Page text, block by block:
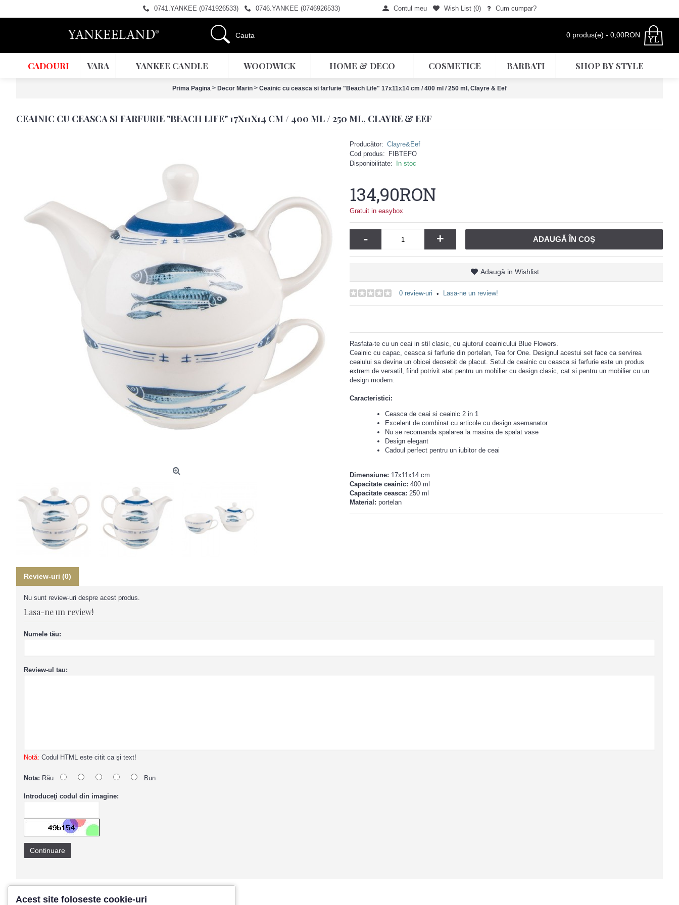
0741.YANKEE (0741926533) 0746.YANKEE (0746926533) Contul meu Wish List (0) Cum cumpar?
0 produs(e) - 0,00RON
CADOURI VARA YANKEE CANDLE WOODWICK HOME & DECO COSMETICE BARBATI SHOP BY STYLE
Prima Pagina > Decor Marin > Ceainic cu ceasca si farfurie "Beach Life" 17x11x14 cm / 400 ml / 250 ml, Clayre & Eef
CEAINIC CU CEASCA SI FARFURIE "BEACH LIFE" 17X11X14 CM / 400 ML / 250 ML, CLAYRE & EEF
Producător: Clayre&Eef
Cod produs:
FIBTEFO
Disponibilitate:
In stoc
134,90RON
Gratuit in easybox
- + ADAUGĂ ÎN COŞ
Adaugă in Wishlist
0 review-uri • Lasa-ne un review!
Rasfata-te cu un ceai in stil clasic, cu ajutorul ceainicului Blue Flowers.
Ceainic cu capac, ceasca si farfurie din portelan, Tea for One. Designul acestui set face ca servirea
ceaiului sa devina un obicei deosebit de placut. Setul de ceainic cu ceasca si farfurie este un produs
extrem de versatil, fiind potrivit atat pentru un mobilier cu design clasic, cat si pentru un mobilier cu un
design modern.
Caracteristici:
Ceasca de ceai si ceainic 2 in 1
Excelent de combinat cu articole cu design asemanator
Nu se recomanda spalarea la masina de spalat vase
Design elegant
Cadoul perfect pentru un iubitor de ceai
Dimensiune: 17x11x14 cm
Capacitate ceainic: 400 ml
Capacitate ceasca: 250 ml
Material: portelan
Review-uri (0)
Nu sunt review-uri despre acest produs.
Lasa-ne un review!
Numele tău:
Review-ul tau:
Notă: Codul HTML este citit ca şi text!
Nota: Rău Bun
Introduceţi codul din imagine:
Continuare
Acest site foloseste cookie-uri